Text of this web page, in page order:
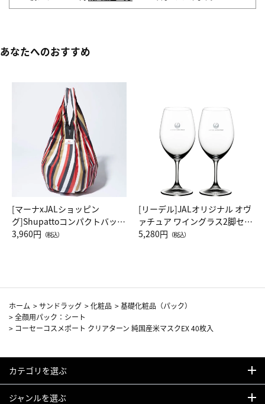
あなたへのおすすめ
[マーナxJALショッピン
グ]Shupattoコンパクトバッグ
Drop JAL客室乗務員（LC）ス
3,960円 （税込）
[リーデル]JALオリジナル オヴ
ァチュア ワイングラス2脚セッ
ト（レッドワイン）
5,280円 （税込）
ホーム >サンドラッグ >化粧品 >基礎化粧品（パック）
>全顔用パック：シート
> コーセーコスメポート クリアターン 純国産米マスクEX 40枚入
カテゴリを選ぶ
ジャンルを選ぶ